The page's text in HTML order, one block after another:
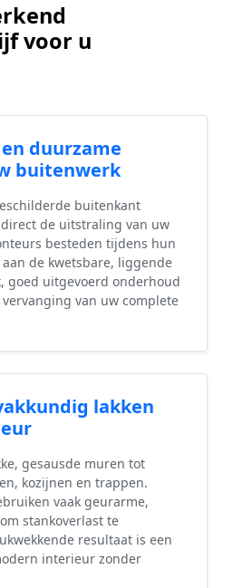
voor u
duurzame
buitenwerk
buitenkant
de uitstraling van uw
besteden tijdens hun
de kwetsbare, liggende
goed uitgevoerd onderhoud
van uw complete
lakken
gesausde muren tot
kozijnen en trappen.
vaak geurarme,
stankoverlast te
resultaat is een
interieur zonder